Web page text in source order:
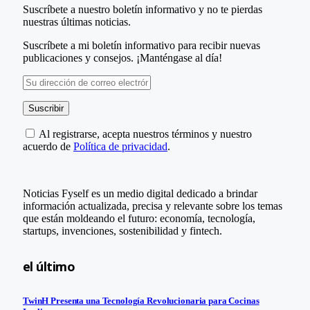
Suscríbete a nuestro boletín informativo y no te pierdas
nuestras últimas noticias.
Suscríbete a mi boletín informativo para recibir nuevas
publicaciones y consejos. ¡Manténgase al día!
Al registrarse, acepta nuestros términos y nuestro
acuerdo de Política de privacidad.
Noticias Fyself es un medio digital dedicado a brindar
información actualizada, precisa y relevante sobre los temas
que están moldeando el futuro: economía, tecnología,
startups, invenciones, sostenibilidad y fintech.
el último
TwinH Presenta una Tecnología Revolucionaria para Cocinas